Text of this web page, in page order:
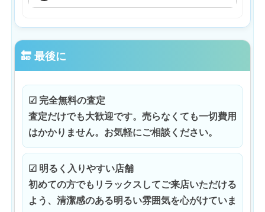
🔚 最後に
☑ 完全無料の査定
査定だけでも大歓迎です。売らなくても一切費用
はかかりません。お気軽にご相談ください。
☑ 明るく入りやすい店舗
初めての方でもリラックスしてご来店いただける
よう、清潔感のある明るい雰囲気を心がけていま